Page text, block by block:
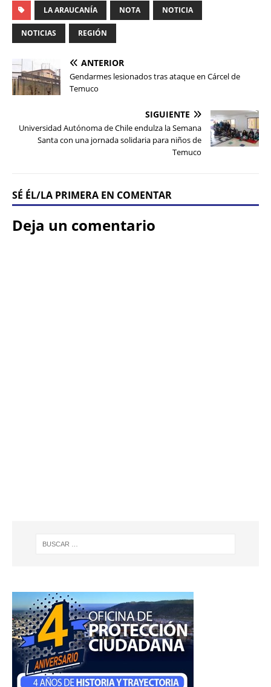
LA ARAUCANÍA NOTA NOTICIA
NOTICIAS REGIÓN
ANTERIOR
Gendarmes lesionados tras ataque en Cárcel de
Temuco
SIGUIENTE
Universidad Autónoma de Chile endulza la Semana
Santa con una jornada solidaria para niños de
Temuco
SÉ ÉL/LA PRIMERA EN COMENTAR
Deja un comentario